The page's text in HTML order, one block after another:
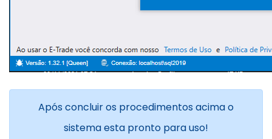
Após concluir os procedimentos acima o
sistema esta pronto para uso!